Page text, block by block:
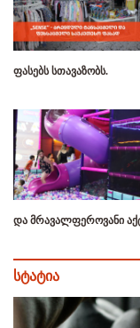
ფასებს სთავაზობს.
და მრავალფეროვანი
სტატია